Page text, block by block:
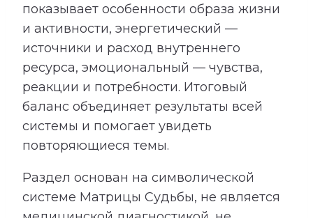
показывает особенности образа жизни
и активности, энергетический —
источники и расход внутреннего
ресурса, эмоциональный — чувства,
реакции и потребности. Итоговый
баланс объединяет результаты всей
системы и помогает увидеть
повторяющиеся темы.
Раздел основан на символической
системе Матрицы Судьбы, не является